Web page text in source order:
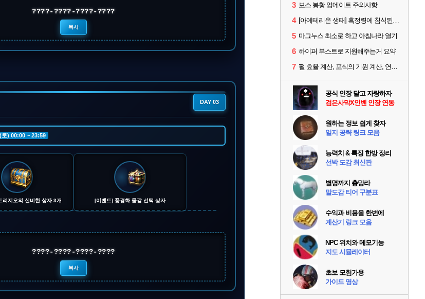
????-????-????-????
복사
DAY 03
토) 00:00 ~ 23:59
리지오의 신비한 상자 3개 [이벤트] 풍경화 물감 선택 상자
????-????-????-????
복사
3 보스 봉황 업데이트 주의사항
4 [아에테리온 생태] 흑정령에 침식된 검사/용병
5 마그누스 최소로 하고 아침나라 열기
6 하이퍼 부스트로 지원해주는거 요약
7 펄 효율 계산, 포식의 기원 계산, 연금석 계산 사이트 공유
공식 인장 달고 자랑하자
검은사막X인벤 인장 연동
원하는 정보 쉽게 찾자
일지 공략 링크 모음
능력치 & 특징 한방 정리
선박 도감 최신판
별명까지 총망라
말도감 티어 구분표
수익과 비용을 한번에
계산기 링크 모음
NPC 위치와 메모기능
지도 시뮬레이터
초보 모험가용
가이드 영상